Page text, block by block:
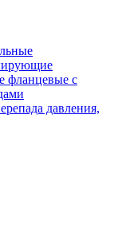
фланцевые с
давления,